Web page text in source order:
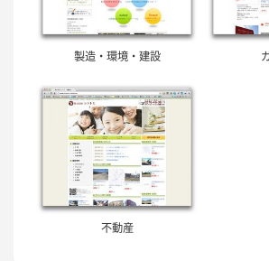
製造・環境・建設
不動産